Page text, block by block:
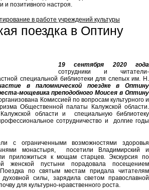
и позитивного настроя.
в работе учреждений культуры
поездка в Оптину
19 сентября 2020 года
сотрудники и читатели-
специальной библиотеки для слепых им. Н.
в паломнической поездке в Оптину
мощевика преподобного Моисея в Оптину
Комиссией по вопросам культурного и
Общественной палаты Калужской области.
области и специальную библиотеку
сотрудничество и долгие годы
с ограниченными возможностями здоровья
монастыря, посетили Владимирский и
приложиться к мощам старцев. Экскурсия по
женской пустыни порадовала посещением
Поездка по святым местам придала читателям
духовной силы, зарядила светом православной
для культурно-нравственного роста.